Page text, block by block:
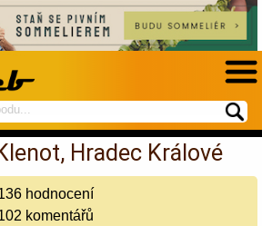
Hradec Králové
hodnocení
komentářů